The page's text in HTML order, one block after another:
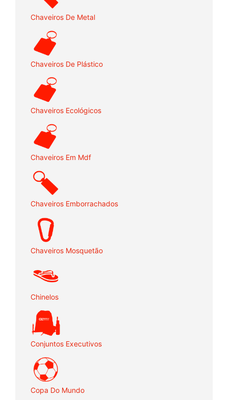
Chaveiros De Metal
Chaveiros De Plástico
Chaveiros Ecológicos
Chaveiros Em Mdf
Chaveiros Emborrachados
Chaveiros Mosquetão
Chinelos
Conjuntos Executivos
Copa Do Mundo